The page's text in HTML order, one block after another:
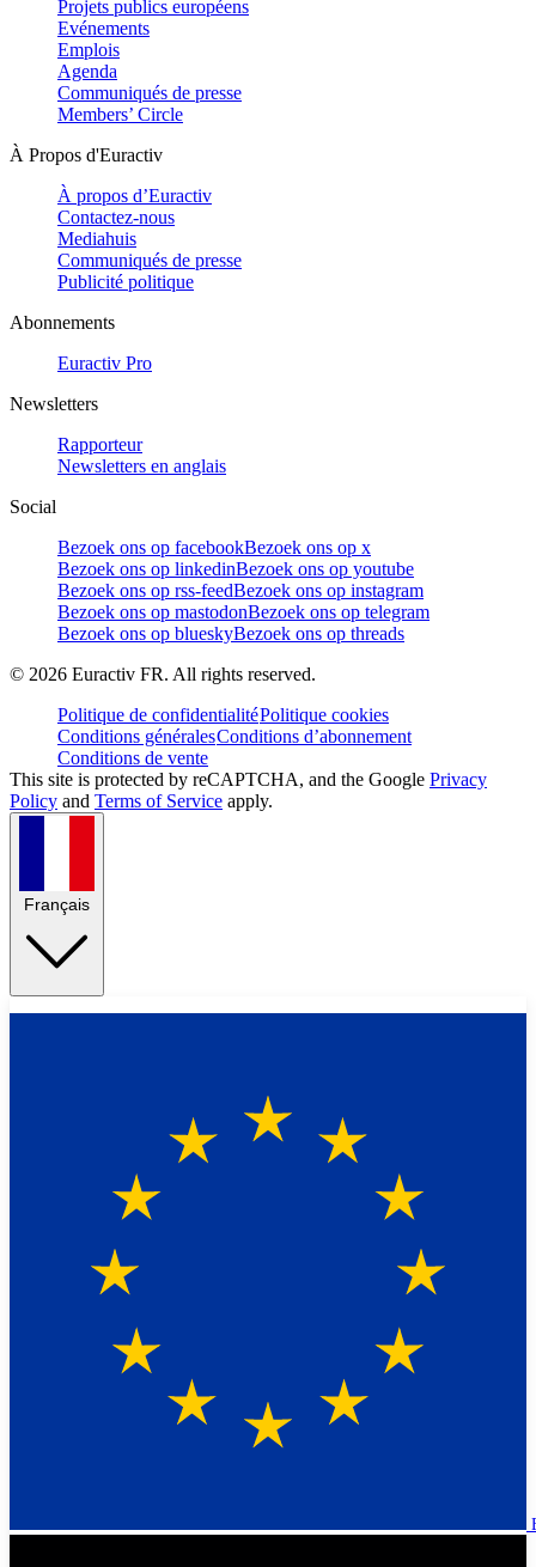
Projets publics européens
Evénements
Emplois
Agenda
Communiqués de presse
Members’ Circle
À Propos d'Euractiv
À propos d’Euractiv
Contactez-nous
Mediahuis
Communiqués de presse
Publicité politique
Abonnements
Euractiv Pro
Newsletters
Rapporteur
Newsletters en anglais
Social
Bezoek ons op facebookBezoek ons op x
Bezoek ons op linkedinBezoek ons op youtube
Bezoek ons op rss-feedBezoek ons op instagram
Bezoek ons op mastodonBezoek ons op telegram
Bezoek ons op blueskyBezoek ons op threads
© 2026 Euractiv FR. All rights reserved.
Politique de confidentialitéPolitique cookies
Conditions généralesConditions d’abonnement
Conditions de vente
This site is protected by reCAPTCHA, and the Google Privacy
Policy and Terms of Service apply.
Français